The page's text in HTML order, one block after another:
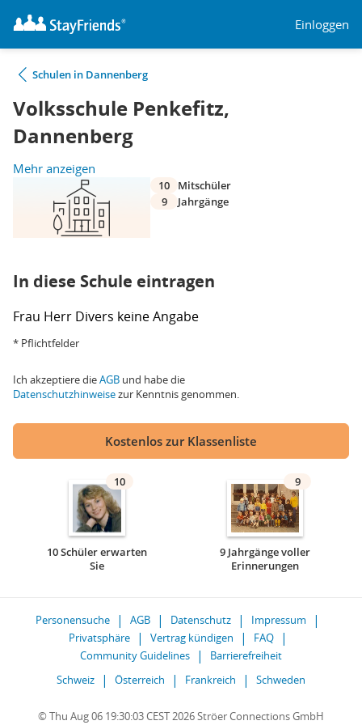
Einloggen
Schulen in Dannenberg
Volksschule Penkefitz,
Dannenberg
Mehr anzeigen
10
Mitschüler
9
Jahrgänge
In diese Schule eintragen
Frau Herr Divers keine Angabe
* Pflichtfelder
Ich akzeptiere dieAGB und habe die
Datenschutzhinweisezur Kenntnis genommen.
Kostenlos zur Klassenliste
10
10 Schüler erwarten
Sie
9
9 Jahrgänge voller
Erinnerungen
Personensuche AGB Datenschutz
Impressum
Privatsphäre
Vertrag kündigen
FAQ
Community Guidelines
Barrierefreiheit
Schweiz
Österreich Frankreich Schweden
© Thu Aug 06 19:30:03 CEST 2026 Ströer Connections GmbH